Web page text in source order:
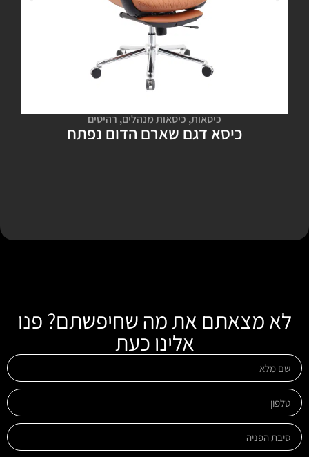
כיסאות, כיסאות מנהלים, רהיטים
כיסא דגם שארם הדום נפתח
לא מצאתם את מה שחיפשתם? פנו
אלינו כעת